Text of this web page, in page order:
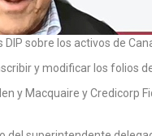
sobre los activos de
y modificar los folios
y Macquaire y Credicorp